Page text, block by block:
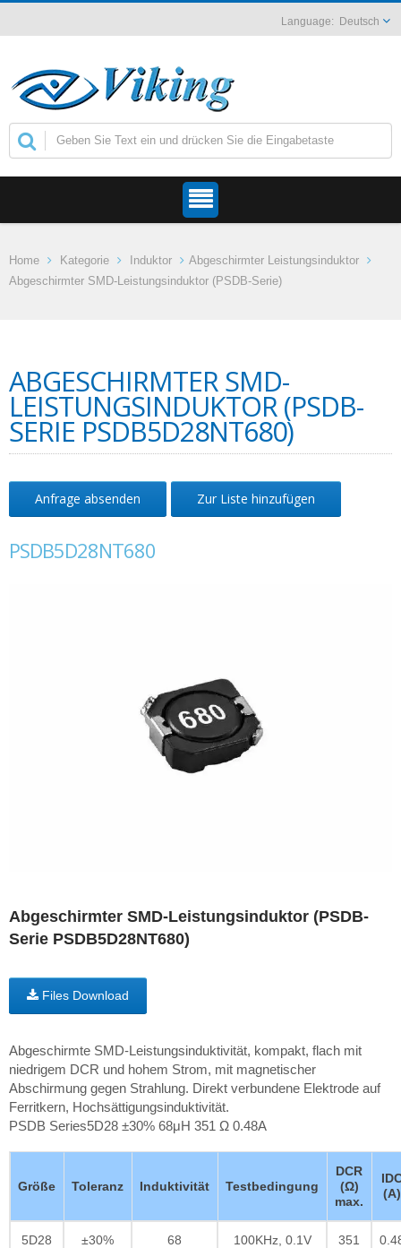
Deutsch
Home Kategorie Induktor
Abgeschirmter Leistungsinduktor
Abgeschirmter SMD-Leistungsinduktor (PSDB-Serie)
ABGESCHIRMTER SMD-
LEISTUNGSINDUKTOR (PSDB-
SERIE PSDB5D28NT680)
Anfrage absenden Zur Liste hinzufügen
PSDB5D28NT680
Abgeschirmter SMD-Leistungsinduktor (PSDB-
Serie PSDB5D28NT680)
Files Download
Abgeschirmte SMD-Leistungsinduktivität, kompakt, flach mit
niedrigem DCR und hohem Strom, mit magnetischer
Abschirmung gegen Strahlung. Direkt verbundene Elektrode auf
Ferritkern, Hochsättigungsinduktivität.
PSDB Series5D28 ±30% 68μH 351 Ω 0.48A
Größe Toleranz Induktivität Testbedingung
DCR
(Ω)
max.
(A)
5D28 ±30% 68 100KHz, 0.1V 351